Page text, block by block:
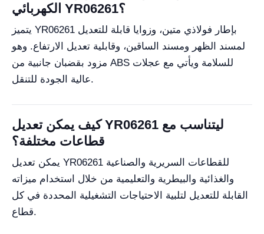
الكهربائي YR06261؟
يتميز YR06261 بإطار فولاذي متين، وزوايا قابلة للتعديل
لمسند الظهر ومسند الساقين، وقابلية تعديل الارتفاع. وهو
مزود بقضبان جانبية من ABS للسلامة ويأتي مع عجلات
عالية الجودة للتنقل.
كيف يمكن تعديل YR06261 ليتناسب مع
قطاعات مختلفة؟
يمكن تعديل YR06261 للقطاعات السريرية والصناعية
والغذائية والبيطرية والتعليمية من خلال استخدام ميزاته
القابلة للتعديل لتلبية الاحتياجات التشغيلية المحددة في كل
قطاع.